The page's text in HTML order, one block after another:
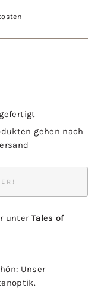
gehen nach
unter Tales of
Unser